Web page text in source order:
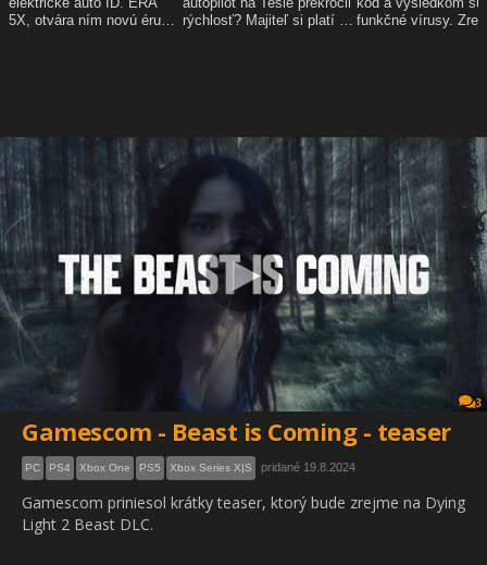
3
Gamescom - Beast is Coming - teaser
PC PS4 Xbox One PS5 Xbox Series X|S pridané 19.8.2024
Gamescom priniesol krátky teaser, ktorý bude zrejme na Dying
Light 2 Beast DLC.